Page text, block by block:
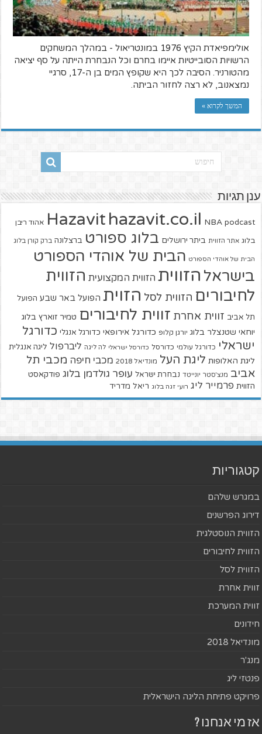
אולימפיאדת הקיץ 1976 במונטריאול - במהלך המשחקים
הרשויות הסובייטיות איימו בחרם וכל הנבחרת הייתה על סף יציאה
מהטורניר. הסיבה לכך היא שקופץ המים בן ה-17, סרגיי
נמצאנוב, לא רצה לחזור הביתה.
המשך לקרוא »
ענן תגיות
Hazavit hazavit.co.il NBA podcast אהוד ריבן
בלוג אתר הזווית ביתר ירושלים בלוג ספורט ברצלונה ברק קורן בלוג
הבית של אוהדי הספורט הבית של אוהדי הספורט
בישראל הזווית הזווית המקצועית הזווית
לחיבורים הזווית לסל הזוית הפועל באר שבע הפועל
תל אביב זווית אחרת זווית לחיבורים טמיר זוארץ בלוג
יוחאי שטנצלר בלוג יורגן קלופ כדורגל אירופאי כדורגל אנגלי כדורגל
ישראלי כדורגל עולמי כדורסל כדורסל ישראלי לה ליגה ליברפול ליגה אנגלית
ליגת האלופות ליגת העל מונדיאל 2018 מכבי חיפה מכבי תל
אביב מנצ'סטר יונייטד נבחרת ישראל עופר גולדמן בלוג פודקאסט
הזווית פרמייר ליג רועי זגה בלוג ריאל מדריד
קטגוריות
במגרש שלהם
דירוג הפרשנים
הזווית הנוסטלגית
הזווית לחיבורים
הזווית לסל
זווית אחרת
זווית המערכת
חידונים
מונדיאל 2018
מנג'ר
פנטזי ליג
פרויקט פתיחת הליגה הישראלית
אז מי אנחנו ?